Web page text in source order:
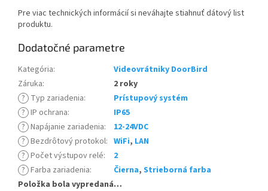
Pre viac technických informácií si neváhajte stiahnuť dátový list
produktu.
Dodatočné parametre
Kategória:
Videovrátniky DoorBird
Záruka:
2 roky
? Typ zariadenia:
Prístupový systém
? IP ochrana:
IP65
? Napájanie zariadenia:
12-24VDC
? Bezdrôtový protokol: WiFi, LAN
? Počet výstupov relé:
2
? Farba zariadenia: Čierna, Strieborná farba
Položka bola vypredaná…